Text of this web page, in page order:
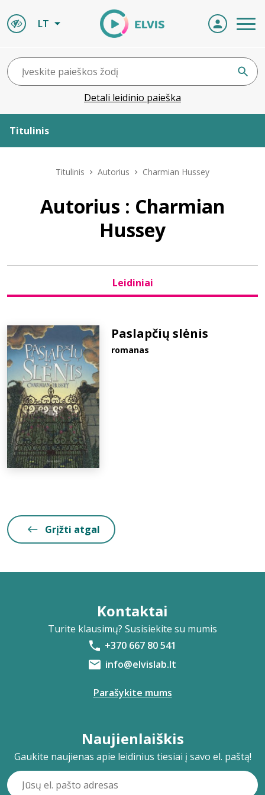
LT
Detali leidinio paieška
Titulinis
Leidiniai
Naujienos
Bibliotekoms
D.U.K.
Titulinis Autorius Charmian Hussey
Autorius : Charmian
Hussey
Leidiniai
Paslapčių slėnis
romanas
Grįžti atgal
Kontaktai
Turite klausimų? Susisiekite su mumis
+370 667 80 541
info@elvislab.lt
Parašykite mums
Naujienlaiškis
Gaukite naujienas apie leidinius tiesiai į savo el. paštą!